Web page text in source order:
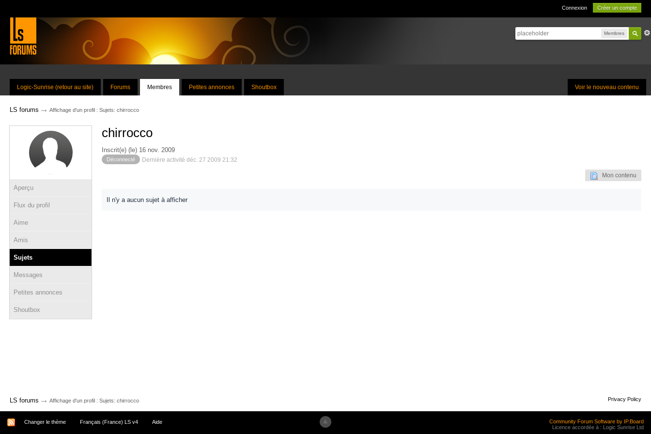
Connexion Créer un compte
Membres
Voir le nouveau contenu
Logic-Sunrise (retour au site) Forums Membres Petites annonces Shoutbox
LS forums → Affichage d'un profil : Sujets: chirrocco
Aperçu
Flux du profil
Aime
Amis
Sujets
Messages
Petites annonces
Shoutbox
chirrocco
Inscrit(e) (le) 16 nov. 2009
Déconnecté Dernière activité déc. 27 2009 21:32
Mon contenu
Il n'y a aucun sujet à afficher
LS forums → Affichage d'un profil : Sujets: chirrocco Privacy Policy
Changer le thème Français (France) LS v4 Aide
Community Forum Software by IP.Board
Licence accordée à : Logic Sunrise Ltd